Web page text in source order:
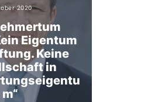
2020
Eigentum
Keine
in
m“